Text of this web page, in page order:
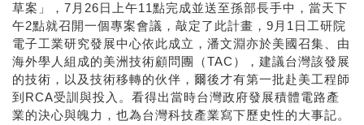
草案」，7月26日上午11點完成並送至孫部長手中，當天下
午2點就召開一個專案會議，敲定了此計畫，9月1日工研院
電子工業研究發展中心依此成立，潘文淵亦於美國召集、由
海外學人組成的美洲技術顧問團（TAC），建議台灣該發展
的技術，以及技術移轉的伙伴，爾後才有第一批赴美工程師
到RCA受訓與投入。看得出當時台灣政府發展積體電路產
業的決心與魄力，也為台灣科技產業寫下歷史性的大事記。